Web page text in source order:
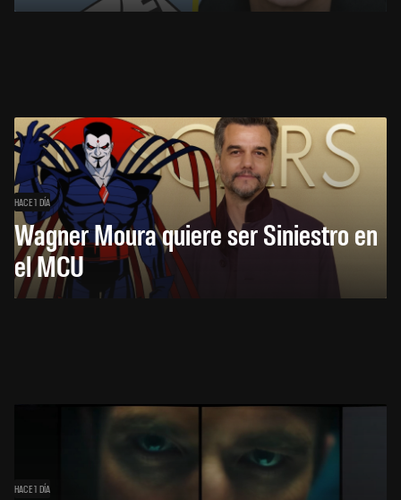
HACE 1 DÍA
Wagner Moura quiere ser Siniestro en
el MCU
HACE 1 DÍA